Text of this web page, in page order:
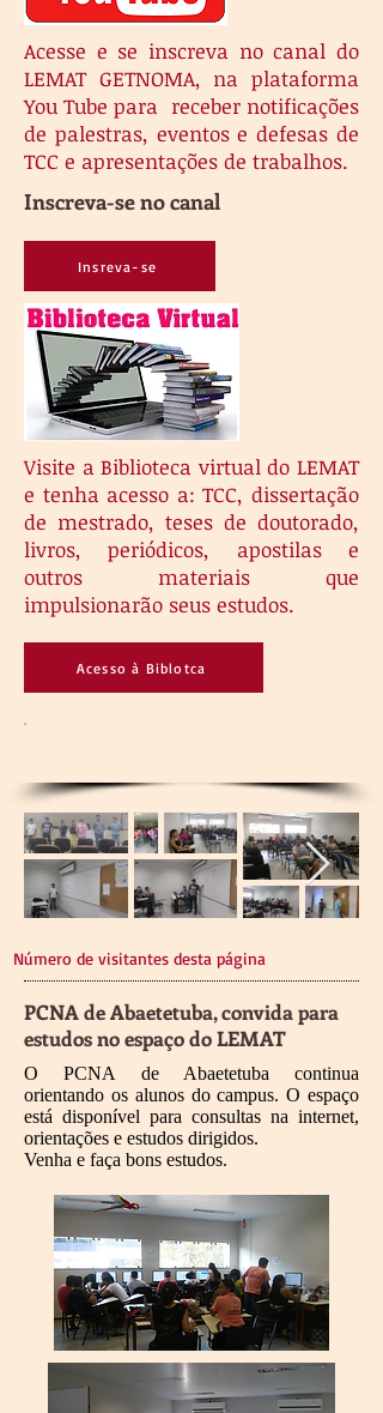
Acesse e se inscreva no canal do
LEMAT GETNOMA, na plataforma
You Tube para receber notificações
de palestras, eventos e defesas de
TCC e apresentações de trabalhos.
Inscreva-se no canal
Insreva-se
Visite a Biblioteca virtual do LEMAT
e tenha acesso a: TCC, dissertação
de mestrado, teses de doutorado,
livros, periódicos, apostilas e
outros materiais que
impulsionarão seus estudos.
Acesso à Biblotca
Número de visitantes desta página
PCNA de Abaetetuba, convida para
estudos no espaço do LEMAT
O PCNA de Abaetetuba continua
orientando os alunos do campus. O espaço
está disponível para consultas na internet,
orientações e estudos dirigidos.
Venha e faça bons estudos.